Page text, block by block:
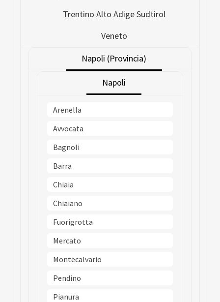
Trentino Alto Adige Sudtirol
Veneto
Napoli (Provincia)
Napoli
Arenella
Avvocata
Bagnoli
Barra
Chiaia
Chiaiano
Fuorigrotta
Mercato
Montecalvario
Pendino
Pianura